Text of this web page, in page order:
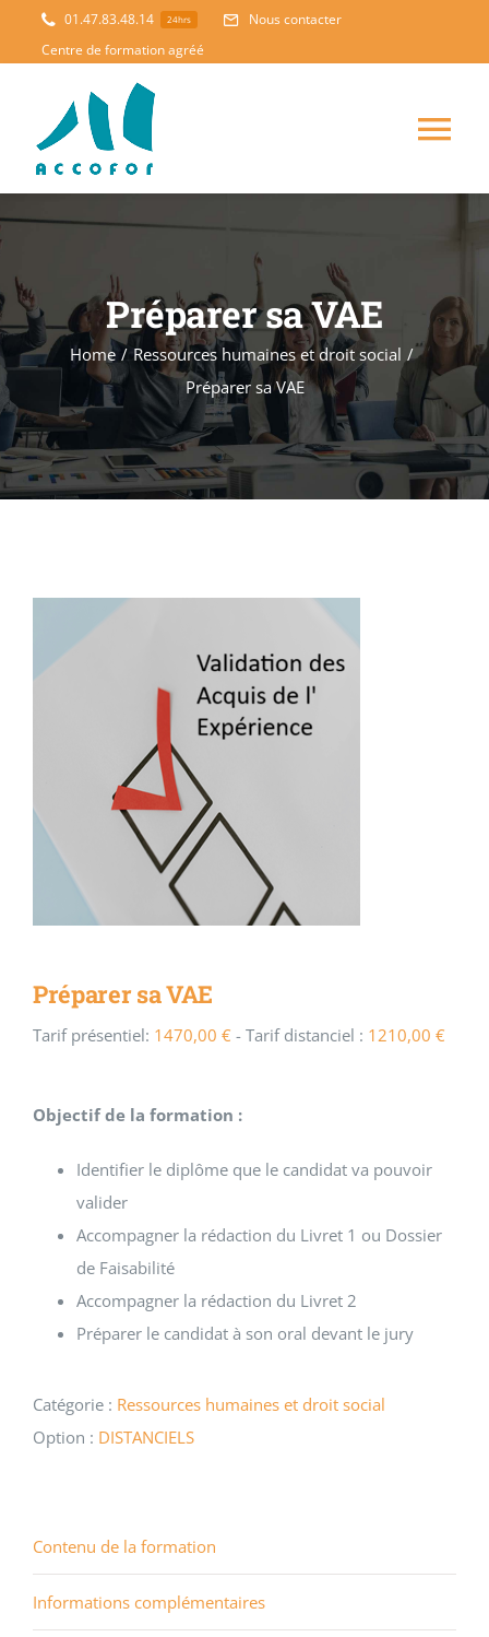
01.47.83.48.14 24hrs
Nous contacter
Centre de formation agréé
ACCUEIL
FORMATION
ACCOMPAGNEMENT
PEDAGOGIE
ACCOFOR
Préparer sa VAE
Home / Ressources humaines et droit social /
Préparer sa VAE
Préparer sa VAE
Tarif présentiel: 1470,00 € - Tarif distanciel : 1210,00 €
Objectif de la formation :
Identifier le diplôme que le candidat va pouvoir
valider
Accompagner la rédaction du Livret 1 ou Dossier
de Faisabilité
Accompagner la rédaction du Livret 2
Préparer le candidat à son oral devant le jury
Catégorie : Ressources humaines et droit social
Option : DISTANCIELS
Contenu de la formation
Informations complémentaires